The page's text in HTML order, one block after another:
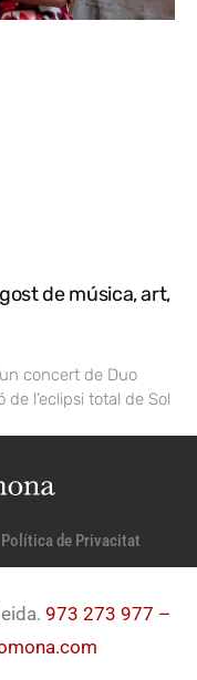
de música, art,
concert de Duo
l’eclipsi total de Sol
Política de Privacitat
973 273 977 –